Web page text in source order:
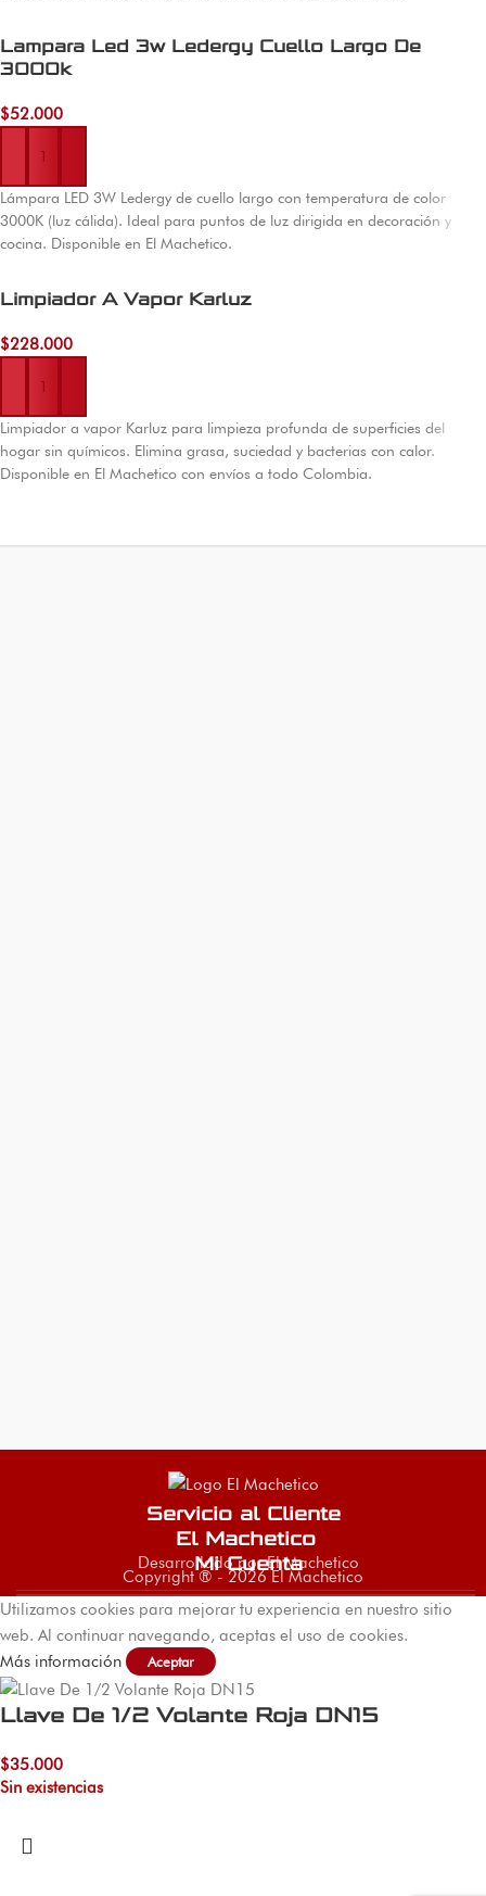
Lampara Led 3w Ledergy Cuello Largo De
3000k
$52.000
Añadir al carrito
Lámpara LED 3W Ledergy de cuello largo con temperatura de color
3000K (luz cálida). Ideal para puntos de luz dirigida en decoración y
cocina. Disponible en El Machetico.
Limpiador A Vapor Karluz
$228.000
Añadir al carrito
Limpiador a vapor Karluz para limpieza profunda de superficies del
hogar sin químicos. Elimina grasa, suciedad y bacterias con calor.
Disponible en El Machetico con envíos a todo Colombia.
Servicio al Cliente
El Machetico
Mi Cuenta
Desarrollado por El Machetico
Copyright ® - 2026 El Machetico
Utilizamos cookies para mejorar tu experiencia en nuestro sitio
web. Al continuar navegando, aceptas el uso de cookies.
Más información
Aceptar
Llave De 1/2 Volante Roja DN15
$35.000
Sin existencias